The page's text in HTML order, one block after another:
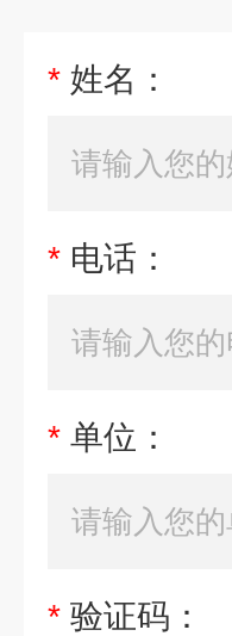
* 姓名：
* 电话：
* 单位：
* 验证码：